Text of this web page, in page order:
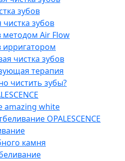
зубов
зубов
методом Air Flow
ирригатором
чистка зубов
терапия
чистить зубы?
amazing white
OPALESCENCE
камня